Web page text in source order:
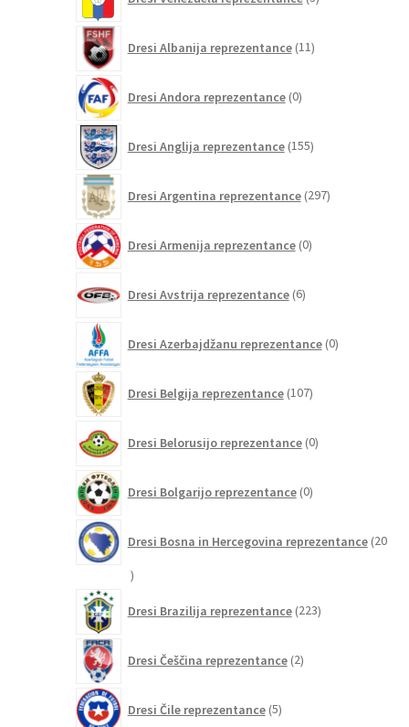
izdelki
Dresi Albanija reprezentance 11izdelkov
Dresi Andora reprezentance 0izdelkov
Dresi Anglija reprezentance 155izdelkov
Dresi Argentina reprezentance 297izdelkov
Dresi Armenija reprezentance 0izdelkov
Dresi Avstrija reprezentance 6izdelkov
Dresi Azerbajdžanu reprezentance 0izdelkov
Dresi Belgija reprezentance 107izdelkov
Dresi Belorusijo reprezentance 0izdelkov
Dresi Bolgarijo reprezentance 0izdelkov
Dresi Bosna in Hercegovina reprezentance 20
20
Dresi Brazilija reprezentance 223izdelkov
Dresi Češčina reprezentance 2izdelka
Dresi Čile reprezentance 5izdelkov